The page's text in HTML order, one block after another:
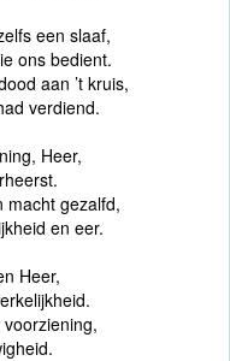
een slaaf,
ons bedient.
aan ’t kruis,
verdiend.
Heer,
macht gezalfd,
en eer.
Heer,